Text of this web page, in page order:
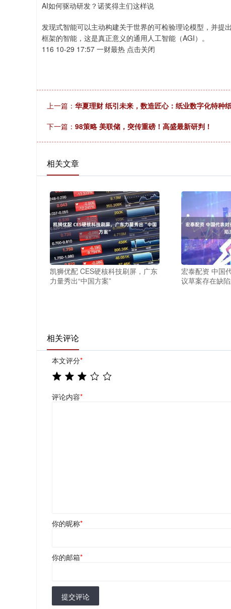
AI如何驱动研发？诺奖得主们这样说
发现式智能可以主动构建关于世界的可检验理论模型，并
框架的智能，这是真正意义的通用人工智能（AGI）。
116 10-29 17:57 一财最热 点击关闭
上一篇： 华夏理财 纸引未来，数造匠心：纸业数字化特种
下一篇： 98策略 美联储，突传重磅！高盛最新研判！
相关文章
凯狮优配 CES硬核科技刷屏，广东
力量秀出“中国方案”
宏泰配资 中国
议草案存在缺
相关评论
本文评分*
评论内容*
你的昵称*
你的邮箱*
提交评论